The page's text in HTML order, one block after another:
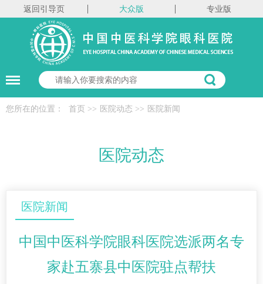
返回引导页 大众版 专业版
您所在的位置： 首页 >> 医院动态 >> 医院新闻
医院动态
医院新闻
中国中医科学院眼科医院选派两名专
家赴五寨县中医院驻点帮扶